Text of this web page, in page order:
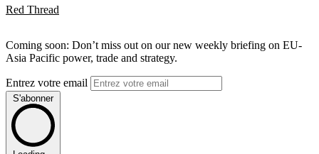
Red Thread
Coming soon: Don’t miss out on our new weekly briefing on EU-
Asia Pacific power, trade and strategy.
Entrez votre email
S'abonner